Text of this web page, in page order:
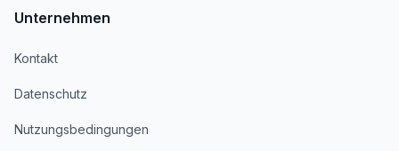
Unternehmen
Kontakt
Datenschutz
Nutzungsbedingungen